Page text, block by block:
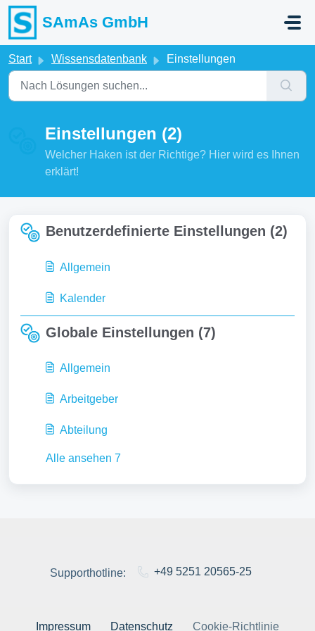
Zum hauptsächlichen Inhalt gehen
SAmAs GmbH
Start Wissensdatenbank Einstellungen
Einstellungen (2)
Welcher Haken ist der Richtige? Hier wird es Ihnen
erklärt!
Benutzerdefinierte Einstellungen (2)
Allgemein
Kalender
Globale Einstellungen (7)
Allgemein
Arbeitgeber
Abteilung
Alle ansehen 7
Supporthotline: +49 5251 20565-25
Impressum Datenschutz Cookie-Richtlinie